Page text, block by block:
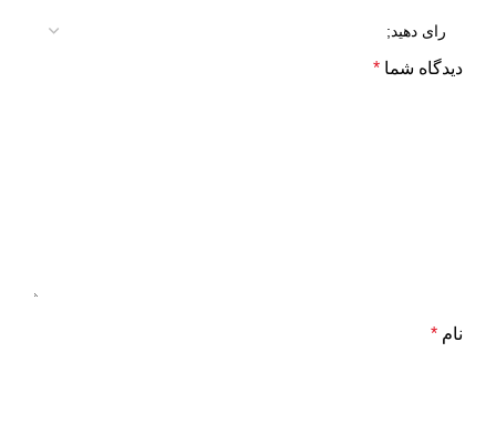
دیدگاه شما *
نام *